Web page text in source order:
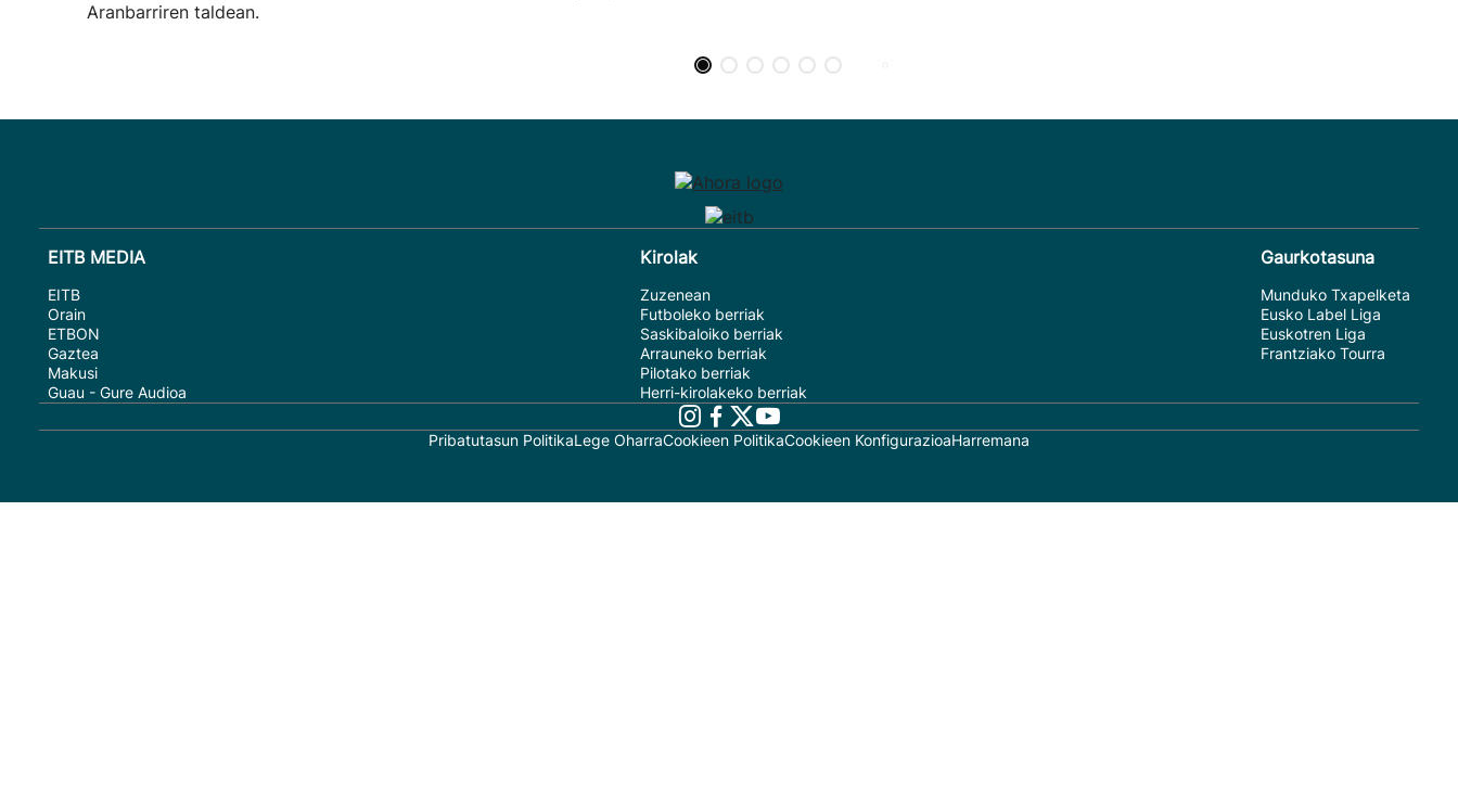
Aranbarriren taldean.
EITB MEDIA
EITB
Orain
ETBON
Gaztea
Makusi
Guau - Gure Audioa
Kirolak
Zuzenean
Futboleko berriak
Saskibaloiko berriak
Arrauneko berriak
Pilotako berriak
Herri-kirolakeko berriak
Gaurkotasuna
Munduko Txapelketa
Eusko Label Liga
Euskotren Liga
Frantziako Tourra
Pribatutasun PolitikaLege OharraCookieen PolitikaCookieen KonfigurazioaHarremana